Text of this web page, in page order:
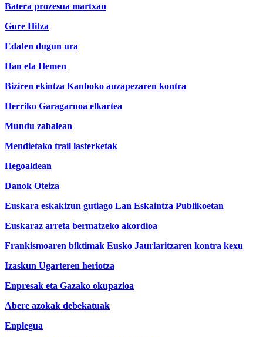
Batera prozesua martxan
Gure Hitza
Edaten dugun ura
Han eta Hemen
Biziren ekintza Kanboko auzapezaren kontra
Herriko Garagarnoa elkartea
Mundu zabalean
Mendietako trail lasterketak
Hegoaldean
Danok Oteiza
Euskara eskakizun gutiago Lan Eskaintza Publikoetan
Euskaraz arreta bermatzeko akordioa
Frankismoaren biktimak Eusko Jaurlaritzaren kontra kexu
Izaskun Ugarteren heriotza
Enpresak eta Gazako okupazioa
Abere azokak debekatuak
Enplegua